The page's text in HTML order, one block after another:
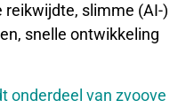
reikwijdte, slimme (AI-)
snelle ontwikkeling
onderdeel van zvoove